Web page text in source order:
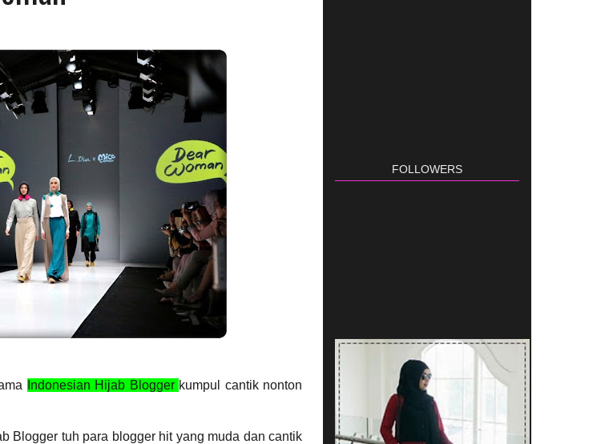
Indonesian Hijab Blogger kumpul cantik nonton
Blogger tuh para blogger hit yang muda dan cantik
FOLLOWERS